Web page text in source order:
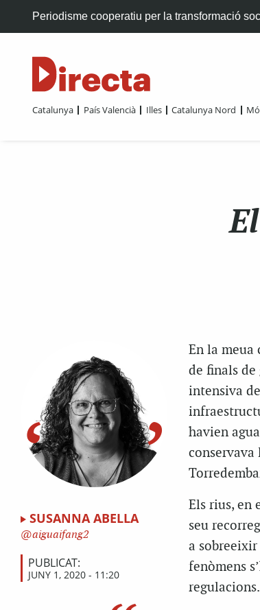
Periodisme cooperatiu per la transformació
Catalunya País Valencià Illes Catalunya Nord
SUSANNA ABELLA
aiguaifang2
PUBLICAT:
JUNY 1, 2020 - 11:20
En la meua
de finals de
intensiva
havien
Els rius, en
seu
a
fenòmens
regulacions.